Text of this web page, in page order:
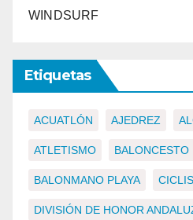
WINDSURF
Etiquetas
ACUATLÓN AJEDREZ
ATLETISMO BALONCESTO
BALONMANO PLAYA
DIVISIÓN DE HONOR